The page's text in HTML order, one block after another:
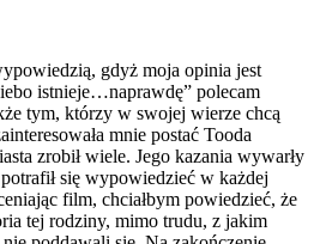
gdyż moja opinia jest
istnieje…naprawdę” polecam
tym, którzy w swojej wierze chcą
mnie postać Tooda
zrobił wiele. Jego kazania wywarły
się wypowiedzieć w każdej
film, chciałbym powiedzieć, że
tej rodziny, mimo trudu, z jakim